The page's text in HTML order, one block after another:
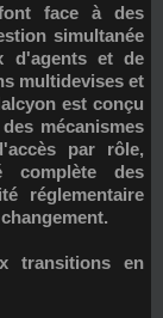
face à des
simultanée
d'agents et de
multidevises et
est conçu
mécanismes
par rôle,
complète des
réglementaire
transitions en